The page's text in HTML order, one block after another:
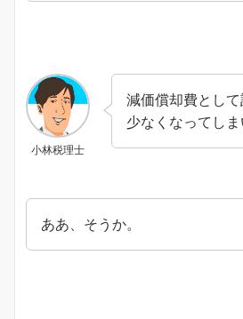
小林税理士
減価償却費とし
少なくなってしま
ああ、そうか。